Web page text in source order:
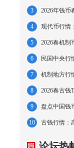
3
4
5
6
7
8
9
10